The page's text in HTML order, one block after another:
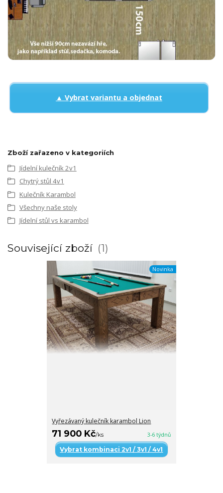
▲ Vybrat variantu a objednat
Zboží zařazeno v kategoriích
Jídelní kulečník 2v1
Chytrý stůl 4v1
Kulečník Karambol
Všechny naše stoly
Jídelní stůl vs karambol
Související zboží 1
Novinka
Vyřezávaný kulečník karambol Lion
71 900 Kč/ks 3-6 týdnů
Vybrat kombinaci 2v1 / 3v1 / 4v1